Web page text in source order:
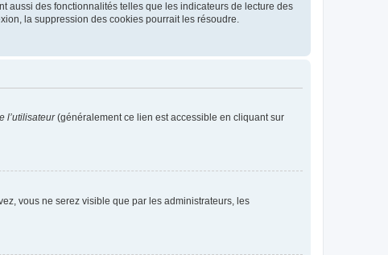
aussi des fonctionnalités telles que les indicateurs de lecture des
la suppression des cookies pourrait les résoudre.
l’utilisateur(généralement ce lien est accessible en cliquant sur
vous ne serez visible que par les administrateurs, les